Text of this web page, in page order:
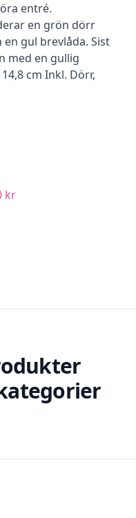
entré.
en grön dörr
gul brevlåda. Sist
med en gullig
cm Inkl. Dörr,
kr